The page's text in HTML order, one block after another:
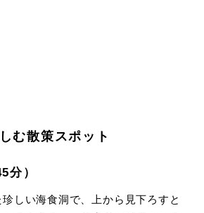
む散策スポット
分）
しい海食洞で、上から見下ろすと